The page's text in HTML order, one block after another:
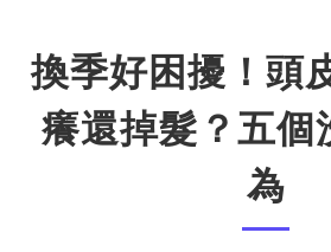
換季好困擾！頭
癢還掉髮？五個
為